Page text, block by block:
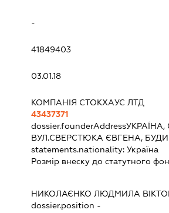
-
41849403
03.01.18
КОМПАНІЯ СТОКХАУС ЛТД
43437371
dossier.founderAddressУКРАЇНА,
ВУЛ.СВЕРСТЮКА ЄВГЕНА,
statements.nationality: Україна
Розмір внеску до статутного
НИКОЛАЄНКО ЛЮДМИЛА
dossier.position -